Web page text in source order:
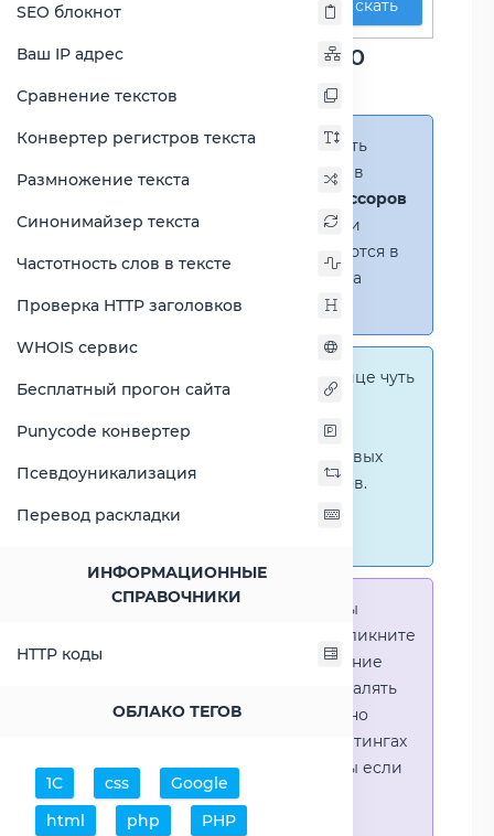
SEO блокнот
Ваш IP адрес
Сравнение текстов
Конвертер регистров текста
Размножение текста
Синонимайзер текста
Частотность слов в тексте
Проверка HTTP заголовков
WHOIS сервис
Бесплатный прогон сайта
Punycode конвертер
Псевдоуникализация
Перевод раскладки
ИНФОРМАЦИОННЫЕ
СПРАВОЧНИКИ
HTTP коды
ОБЛАКО ТЕГОВ
1С css
Google
html
php
PHP
Искать
Сравнение Core i3-10300
против Core i5-11600T
Справка:Можно добавить
несколько процессоров в
(до 14 процессоров
в таблице)
. В случае если
процессоры не помещаются в
таблицу, появится полоса
прокрутки.
На этой странице чуть
графические сравнения
количественных и числовых
параметров процессоров.
Перейти к наглядным
Справка:Для того что-бы
выделить процессор - кликните
на его название. Выделение
позволяет выборочно удалять
процессоры или наглядно
видеть результаты в рейтингах
(Во избежении путаницы если
в таблице несколько
процессоров)